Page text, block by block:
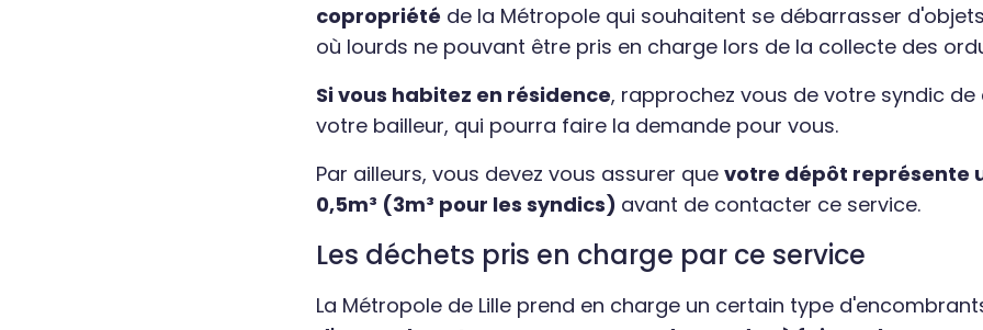
copropriété de la Métropole qui souhaitent se débarrasser
où lourds ne pouvant être pris en charge lors de la collecte des
Si vous habitez en résidence, rapprochez vous de votre syndic
votre bailleur, qui pourra faire la demande pour vous.
Par ailleurs, vous devez vous assurer que votre dépôt représente
0,5m³ (3m³ pour les syndics) avant de contacter ce service.
Les déchets pris en charge par ce service
La Métropole de Lille prend en charge un certain type